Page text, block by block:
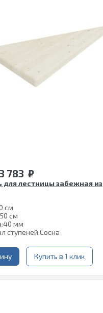
783 ₽
для лестницы забежная из
см
50 см
40 мм
ступеней:Сосна
Купить в 1 клик